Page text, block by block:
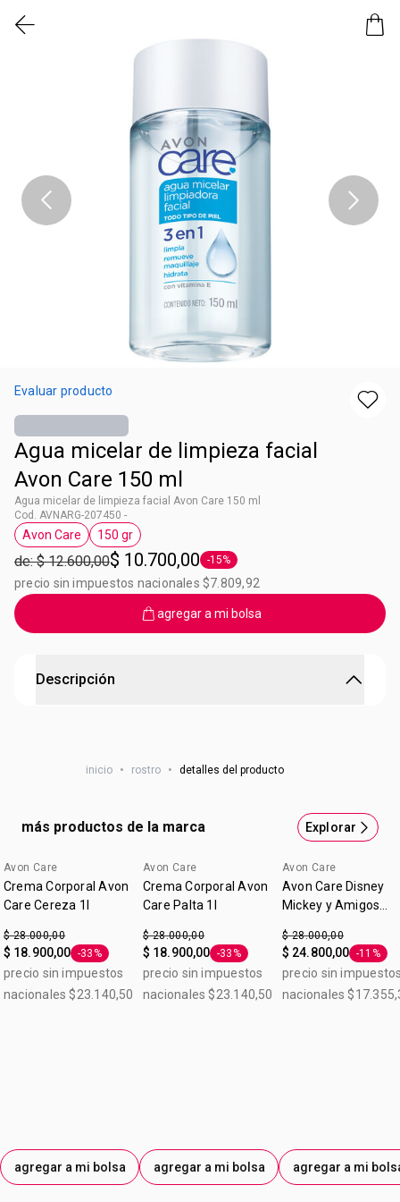
Evaluar producto
Agua micelar de limpieza facial
Avon Care 150 ml
Agua micelar de limpieza facial Avon Care 150 ml
Cod. AVNARG-207450 -
Etiqueta Avon Care
Avon Care
Etiqueta 150 gr
150 gr
de: $ 12.600,00$ 10.700,00 Etiqueta -15%
-15%
precio sin impuestos nacionales $7.809,92
agregar a mi bolsa
Descripción
Vitamina E Apta para pieles sensibles
inicio • rostro • detalles del producto
más productos de la marca Explorar
Avon Care
Crema Corporal Avon
Care Cereza 1l
$ 28.000,00
$ 18.900,00 Etiqueta -33%
-33%
precio sin impuestos
nacionales $23.140,50
agregar a mi bolsa
Avon Care
Crema Corporal Avon
Care Palta 1l
$ 28.000,00
$ 18.900,00 Etiqueta -33%
-33%
precio sin impuestos
nacionales $23.140,50
agregar a mi bolsa
Lo nuevo
Avon Care
Avon Care Disney
Mickey y Amigos
Corporal 1 L
$ 28.000,00
$ 24.800,00 Etiqueta
-11%
precio sin
nacionales
agregar a mi